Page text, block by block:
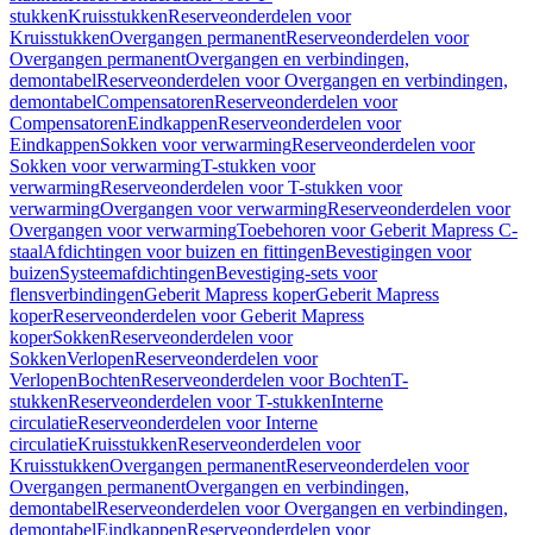
stukkenKruisstukkenReserveonderdelen voor
KruisstukkenOvergangen permanentReserveonderdelen voor
Overgangen permanentOvergangen en verbindingen,
demontabelReserveonderdelen voor Overgangen en verbindingen,
demontabelCompensatorenReserveonderdelen voor
CompensatorenEindkappenReserveonderdelen voor
EindkappenSokken voor verwarmingReserveonderdelen voor
Sokken voor verwarmingT-stukken voor
verwarmingReserveonderdelen voor T-stukken voor
verwarmingOvergangen voor verwarmingReserveonderdelen voor
Overgangen voor verwarmingToebehoren voor Geberit Mapress C-
staalAfdichtingen voor buizen en fittingenBevestigingen voor
buizenSysteemafdichtingenBevestiging-sets voor
flensverbindingenGeberit Mapress koperGeberit Mapress
koperReserveonderdelen voor Geberit Mapress
koperSokkenReserveonderdelen voor
SokkenVerlopenReserveonderdelen voor
VerlopenBochtenReserveonderdelen voor BochtenT-
stukkenReserveonderdelen voor T-stukkenInterne
circulatieReserveonderdelen voor Interne
circulatieKruisstukkenReserveonderdelen voor
KruisstukkenOvergangen permanentReserveonderdelen voor
Overgangen permanentOvergangen en verbindingen,
demontabelReserveonderdelen voor Overgangen en verbindingen,
demontabelEindkappenReserveonderdelen voor